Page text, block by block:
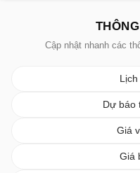
Cập nhật nhanh các
Dự báo
Giá
Giá